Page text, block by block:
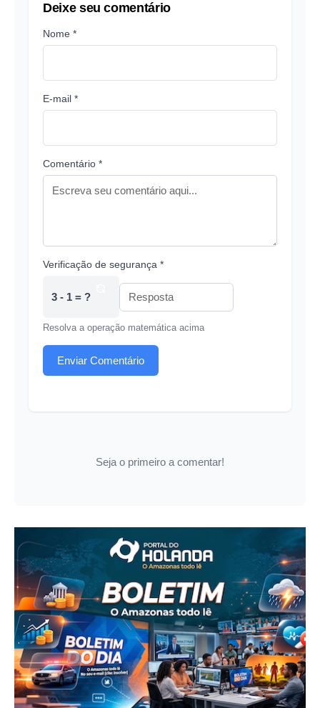
Deixe seu comentário
Nome *
E-mail *
Comentário *
Verificação de segurança *
3 - 1 = ?
Resolva a operação matemática acima
Enviar Comentário
Seja o primeiro a comentar!